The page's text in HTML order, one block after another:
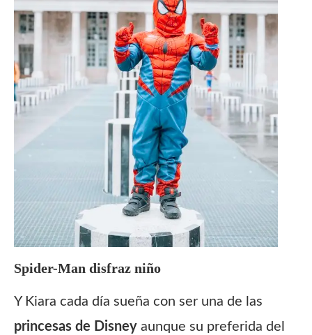
Spider-Man disfraz niño
Y Kiara cada día sueña con ser una de las
princesas de Disney aunque su preferida del